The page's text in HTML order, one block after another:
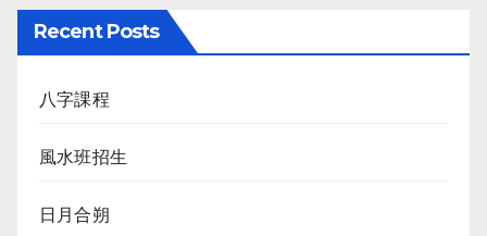
Recent Posts
八字課程
風水班招生
日月合朔